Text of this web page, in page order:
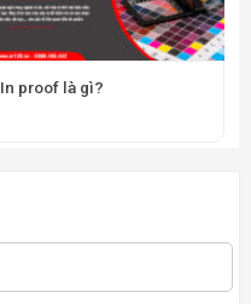
In proof là gì?